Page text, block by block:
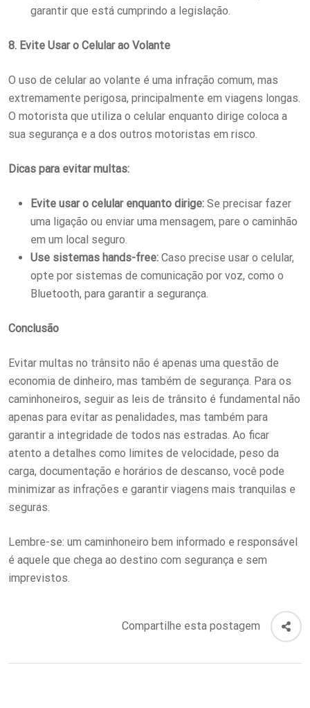
garantir que está cumprindo a legislação.
8. Evite Usar o Celular ao Volante
O uso de celular ao volante é uma infração comum, mas
extremamente perigosa, principalmente em viagens longas.
O motorista que utiliza o celular enquanto dirige coloca a
sua segurança e a dos outros motoristas em risco.
Dicas para evitar multas:
Evite usar o celular enquanto dirige: Se precisar fazer
uma ligação ou enviar uma mensagem, pare o caminhão
em um local seguro.
Use sistemas hands-free: Caso precise usar o celular,
opte por sistemas de comunicação por voz, como o
Bluetooth, para garantir a segurança.
Conclusão
Evitar multas no trânsito não é apenas uma questão de
economia de dinheiro, mas também de segurança. Para os
caminhoneiros, seguir as leis de trânsito é fundamental não
apenas para evitar as penalidades, mas também para
garantir a integridade de todos nas estradas. Ao ficar
atento a detalhes como limites de velocidade, peso da
carga, documentação e horários de descanso, você pode
minimizar as infrações e garantir viagens mais tranquilas e
seguras.
Lembre-se: um caminhoneiro bem informado e responsável
é aquele que chega ao destino com segurança e sem
imprevistos.
Compartilhe esta postagem